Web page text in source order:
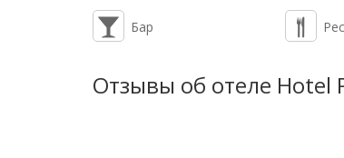
Бар
Отзывы об отеле Hotel